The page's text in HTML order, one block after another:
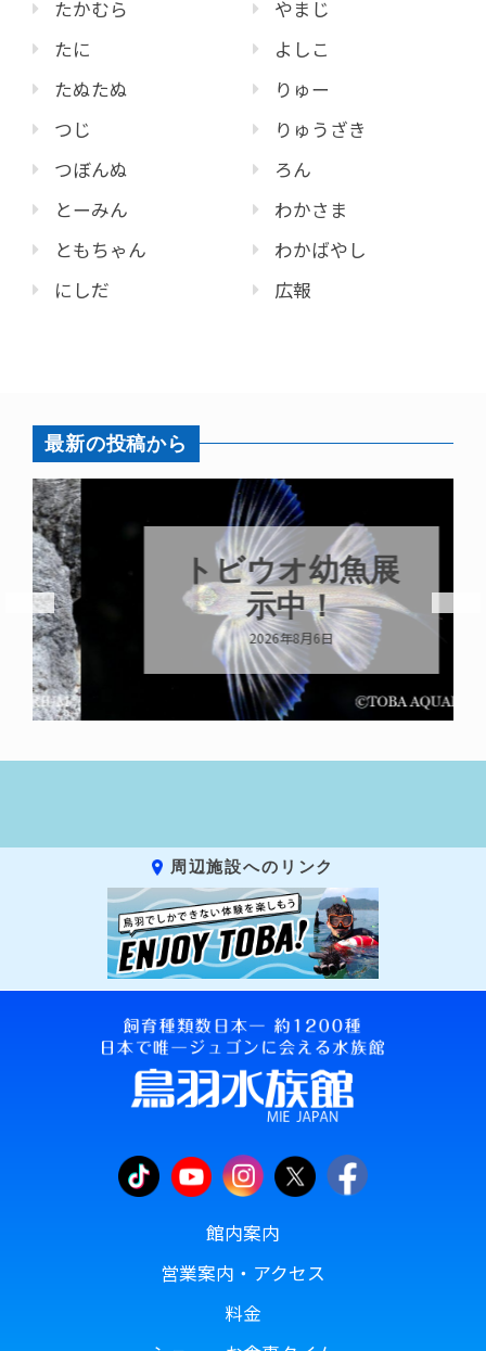
たかむら
たに
たぬたぬ
つじ
つぼんぬ
とーみん
ともちゃん
にしだ
やまじ
よしこ
りゅー
りゅうざき
ろん
わかさま
わかばやし
広報
最新の投稿から
トビウオ幼魚展
示中！
2026年8月6日
周辺施設へのリンク
館内案内
営業案内・アクセス
料金